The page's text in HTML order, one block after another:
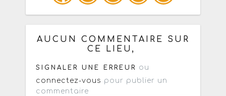
Ou copiez les infos ci-dessous pour
un : mail / forum / réseau social
AUCUN COMMENTAIRE SUR
CE LIEU,
SIGNALER UNE ERREUR ou
connectez-vous pour publier un
commentaire